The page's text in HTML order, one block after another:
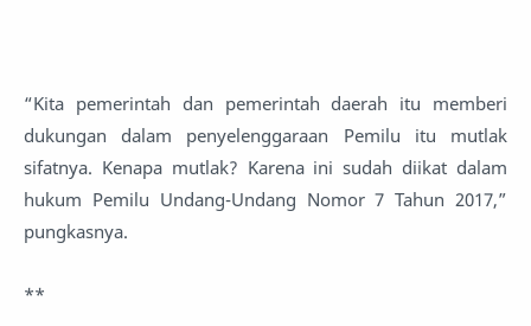
“Kita pemerintah dan pemerintah daerah itu memberi
dukungan dalam penyelenggaraan Pemilu itu mutlak
sifatnya. Kenapa mutlak? Karena ini sudah diikat dalam
hukum Pemilu Undang-Undang Nomor 7 Tahun 2017,”
pungkasnya.
**